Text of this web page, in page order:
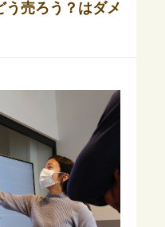
う売ろう？はダメ